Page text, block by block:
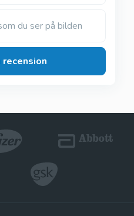
du ser på bilden
recension